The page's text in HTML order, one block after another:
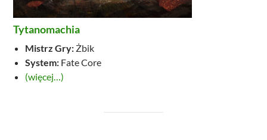
Tytanomachia
Mistrz Gry: Żbik
System: Fate Core
(więcej…)